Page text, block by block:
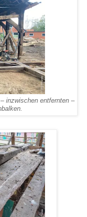
inzwischen entfernten –